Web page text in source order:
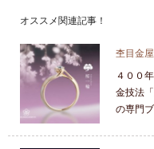
オススメ関連記事！
杢目金屋
４００
金技法
の専門